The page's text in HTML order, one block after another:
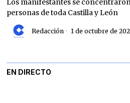
personas de toda Castilla y León
Redacción 1 de octubre de
EN DIRECTO